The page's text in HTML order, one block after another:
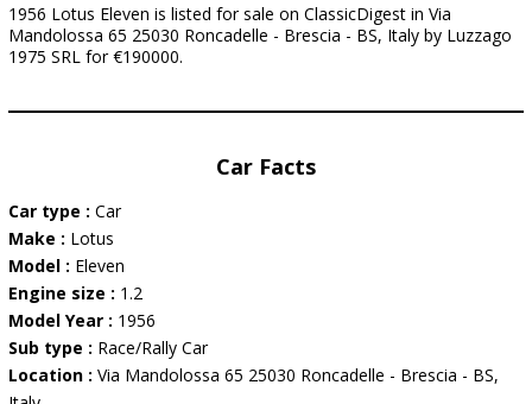
1956 Lotus Eleven is listed for sale on ClassicDigest in Via
Mandolossa 65 25030 Roncadelle - Brescia - BS, Italy by Luzzago
1975 SRL for €190000.
Car Facts
Car type : Car
Make : Lotus
Model : Eleven
Engine size : 1.2
Model Year : 1956
Sub type : Race/Rally Car
Location : Via Mandolossa 65 25030 Roncadelle - Brescia - BS,